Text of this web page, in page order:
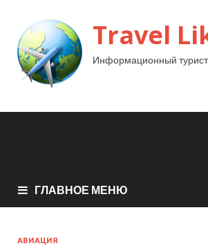
Travel
Информационный
ГЛАВНОЕ МЕНЮ
АВИАЦИЯ